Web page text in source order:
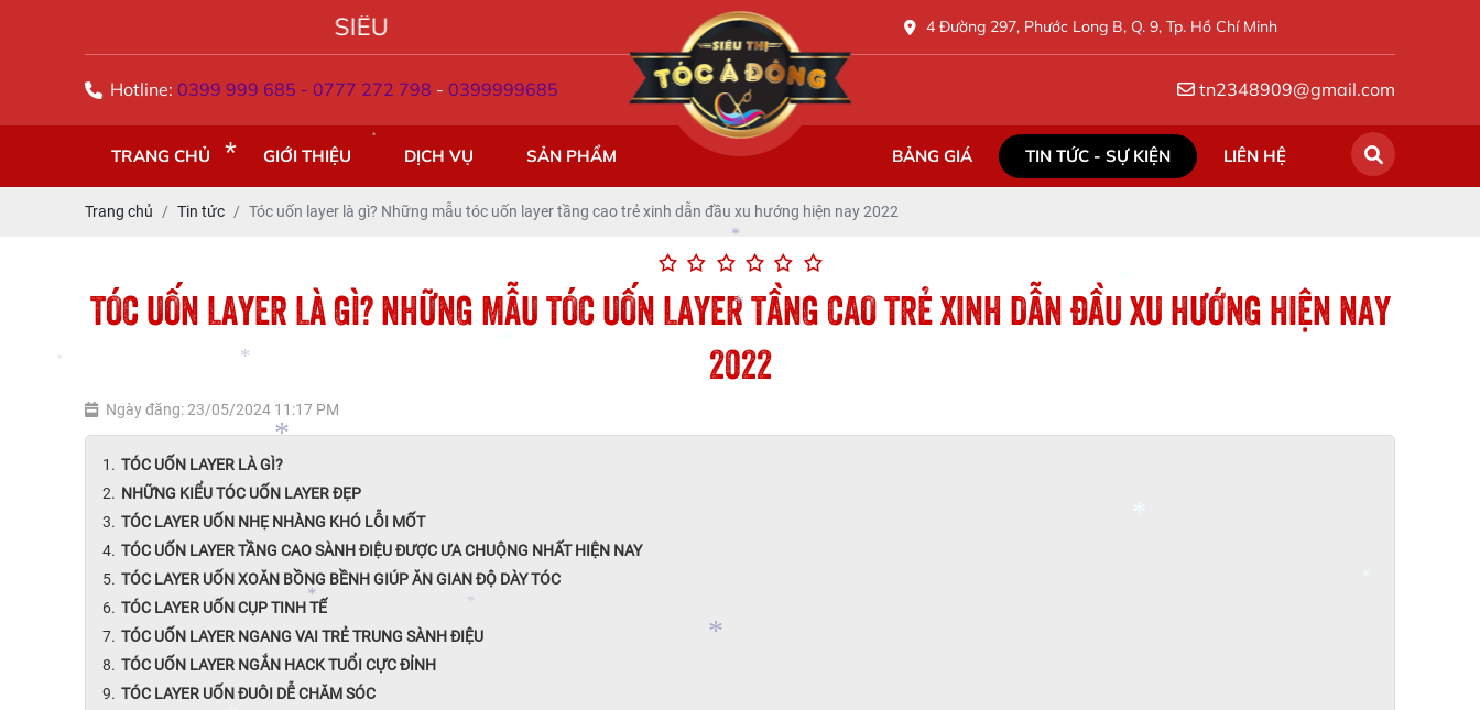
*
* *
*
*
SIÊU THỊ TÓC Á ĐÔNG 4 Đường 297, Phước Long B, Q. 9, Tp. Hồ Chí Minh
Hotline: 0399 999 685 - 0777 272 798 - 0399999685 tn2348909@gmail.com
TRANG CHỦ GIỚI THIỆU DỊCH VỤ SẢN PHẨM BẢNG GIÁ TIN TỨC - SỰ KIỆN LIÊN HỆ
Trang chủ Tin tức Tóc uốn layer là gì? Những mẫu tóc uốn layer tầng cao trẻ xinh dẫn đầu xu hướng hiện nay 2022
TÓC UỐN LAYER LÀ GÌ? NHỮNG MẪU TÓC UỐN LAYER TẦNG CAO TRẺ XINH DẪN ĐẦU XU HƯỚNG HIỆN NAY
2022
Ngày đăng: 23/05/2024 11:17 PM
TÓC UỐN LAYER LÀ GÌ?
NHỮNG KIỂU TÓC UỐN LAYER ĐẸP
TÓC LAYER UỐN NHẸ NHÀNG KHÓ LỖI MỐT
TÓC UỐN LAYER TẦNG CAO SÀNH ĐIỆU ĐƯỢC ƯA CHUỘNG NHẤT HIỆN NAY
TÓC LAYER UỐN XOĂN BỒNG BỀNH GIÚP ĂN GIAN ĐỘ DÀY TÓC
TÓC LAYER UỐN CỤP TINH TẾ
TÓC UỐN LAYER NGANG VAI TRẺ TRUNG SÀNH ĐIỆU
TÓC UỐN LAYER NGẮN HACK TUỔI CỰC ĐỈNH
TÓC LAYER UỐN ĐUÔI DỄ CHĂM SÓC